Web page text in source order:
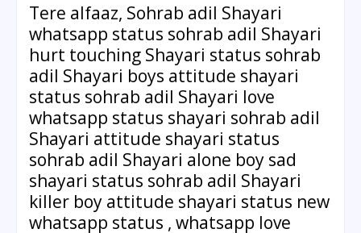
Tere alfaaz, Sohrab adil Shayari
whatsapp status sohrab adil Shayari
hurt touching Shayari status sohrab
adil Shayari boys attitude shayari
status sohrab adil Shayari love
whatsapp status shayari sohrab adil
Shayari attitude shayari status
sohrab adil Shayari alone boy sad
shayari status sohrab adil Shayari
killer boy attitude shayari status new
whatsapp status , whatsapp love